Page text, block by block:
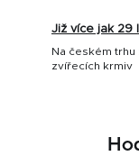
Již více jak 29
Na českém trhu
zvířecích krmiv